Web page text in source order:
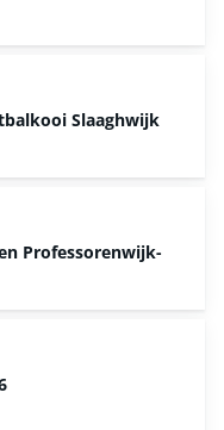
Slaaghwijk
Professorenwijk-